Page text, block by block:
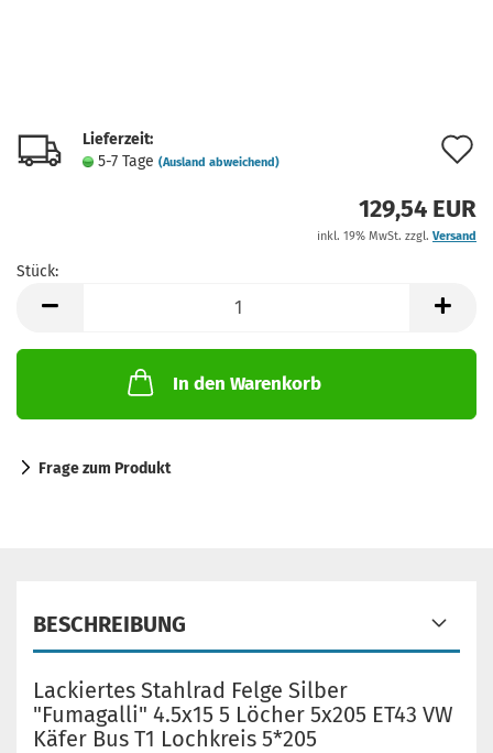
Lieferzeit:
5-7 Tage (Ausland abweichend)
129,54 EUR
inkl. 19% MwSt. zzgl. Versand
Stück:
In den Warenkorb
Frage zum Produkt
BESCHREIBUNG
Lackiertes Stahlrad Felge Silber
"Fumagalli" 4.5x15 5 Löcher 5x205 ET43 VW
Käfer Bus T1 Lochkreis 5*205